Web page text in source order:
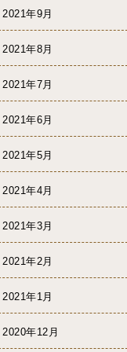
2021年9月
2021年8月
2021年7月
2021年6月
2021年5月
2021年4月
2021年3月
2021年2月
2021年1月
2020年12月